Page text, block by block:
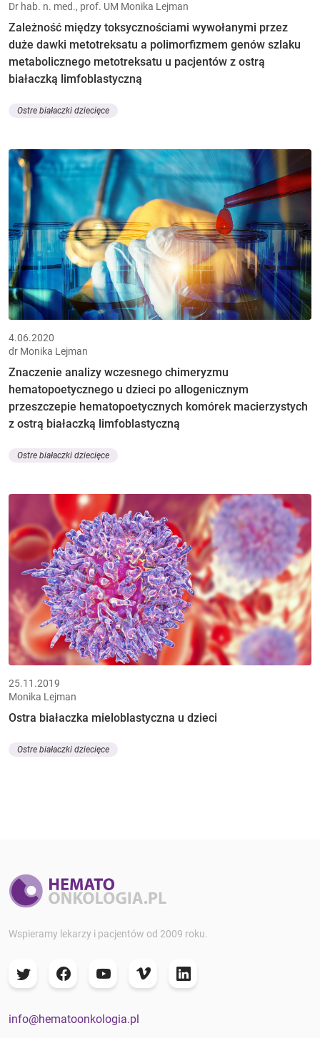
Dr hab. n. med., prof. UM Monika Lejman
Zależność między toksycznościami wywołanymi przez
duże dawki metotreksatu a polimorfizmem genów szlaku
metabolicznego metotreksatu u pacjentów z ostrą
białaczką limfoblastyczną
Ostre białaczki dziecięce
4.06.2020
dr Monika Lejman
Znaczenie analizy wczesnego chimeryzmu
hematopoetycznego u dzieci po allogenicznym
przeszczepie hematopoetycznych komórek macierzystych
z ostrą białaczką limfoblastyczną
Ostre białaczki dziecięce
25.11.2019
Monika Lejman
Ostra białaczka mieloblastyczna u dzieci
Ostre białaczki dziecięce
Wspieramy lekarzy i pacjentów od 2009 roku.
info@hematoonkologia.pl